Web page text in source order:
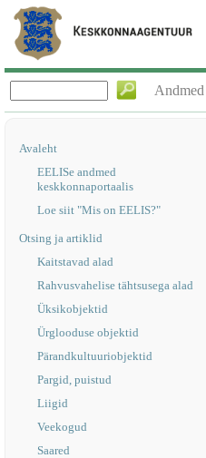
Andmed
Avaleht
EELISe andmed
keskkonnaportaalis
Loe siit "Mis on EELIS?"
Otsing ja artiklid
Kaitstavad alad
Rahvusvahelise tähtsusega alad
Üksikobjektid
Ürglooduse objektid
Pärandkultuuriobjektid
Pargid, puistud
Liigid
Veekogud
Saared